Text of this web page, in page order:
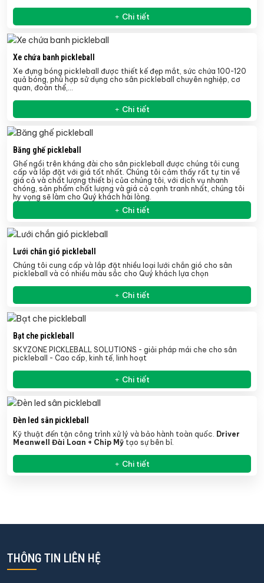
Chi tiết
Xe chứa banh pickleball
Xe đựng bóng pickleball
được thiết kế đẹp mắt, sức chứa 100-120
quả bóng, phù hợp sử dụng cho sân pickleball chuyên nghiệp, cơ
quan, đoàn thể,…
Chi tiết
Băng ghế pickleball
Ghế ngồi trên kháng đài cho sân pickleball được chúng tôi cung
cấp và lắp đặt với giá tốt nhất. Chúng tôi cảm thấy rất tự tin về
giá cả và chất lượng thiết bị của chúng tôi, với dịch vụ nhanh
chóng, sản phẩm chất lượng và giá cả cạnh tranh nhất, chúng tôi
hy vọng sẽ làm cho Quý khách hài lòng.
Chi tiết
Lưới chắn gió pickleball
Chúng tôi cung cấp và lắp đặt nhiều loại lưới chắn gió cho sân
pickleball và có nhiều màu sắc cho Quý khách lựa chọn
Chi tiết
Bạt che pickleball
SKYZONE PICKLEBALL SOLUTIONS - giải pháp mái che cho sân
pickleball - Cao cấp, kinh tế, linh hoạt
Chi tiết
Đèn led sân pickleball
Kỹ thuật đến tận công trình xử lý và bảo hành toàn quốc. Driver
Meanwell Đài Loan + Chip Mỹ tạo sự bên bỉ.
Chi tiết
THÔNG TIN LIÊN HỆ